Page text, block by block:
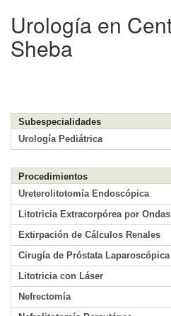
Urología en
Sheba
Subespecialidades
Urología Pediátrica
Procedimientos
Ureterolitotomía Endoscópica
Litotricia Extracorpórea por
Extirpación de Cálculos Renales
Cirugía de Próstata Laparoscópica
Litotricia con Láser
Nefrectomía